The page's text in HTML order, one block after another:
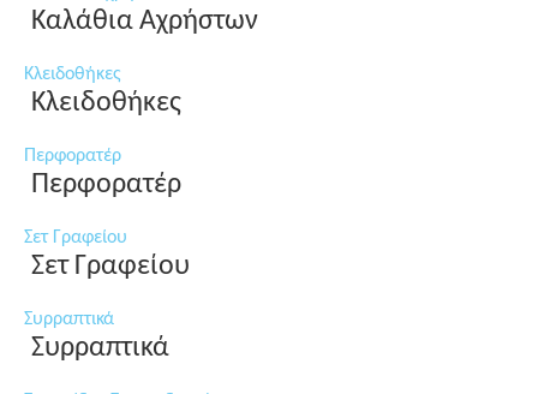
Καλάθια Αχρήστων
Κλειδοθήκες
Κλειδοθήκες
Περφορατέρ
Περφορατέρ
Σετ Γραφείου
Σετ Γραφείου
Συρραπτικά
Συρραπτικά